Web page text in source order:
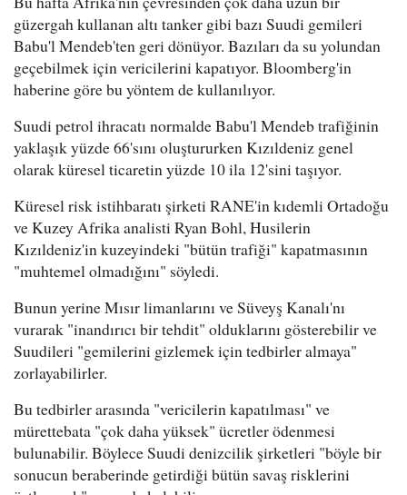
güzergah kullanan altı tanker gibi bazı Suudi gemileri
Babu'l Mendeb'ten geri dönüyor. Bazıları da su yolundan
geçebilmek için vericilerini kapatıyor. Bloomberg'in
haberine göre bu yöntem de kullanılıyor.
Suudi petrol ihracatı normalde Babu'l Mendeb trafiğinin
yaklaşık yüzde 66'sını oluştururken Kızıldeniz genel
olarak küresel ticaretin yüzde 10 ila 12'sini taşıyor.
Küresel risk istihbaratı şirketi RANE'in kıdemli Ortadoğu
ve Kuzey Afrika analisti Ryan Bohl, Husilerin
Kızıldeniz'in kuzeyindeki "bütün trafiği" kapatmasının
"muhtemel olmadığını" söyledi.
Bunun yerine Mısır limanlarını ve Süveyş Kanalı'nı
vurarak "inandırıcı bir tehdit" olduklarını gösterebilir ve
Suudileri "gemilerini gizlemek için tedbirler almaya"
zorlayabilirler.
Bu tedbirler arasında "vericilerin kapatılması" ve
mürettebata "çok daha yüksek" ücretler ödenmesi
bulunabilir. Böylece Suudi denizcilik şirketleri "böyle bir
sonucun beraberinde getirdiği bütün savaş risklerini